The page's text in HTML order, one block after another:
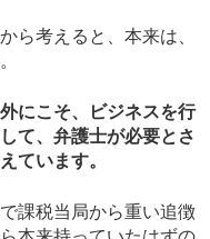
ら考えると、本来は、
にこそ、ビジネスを行
て、弁護士が必要とさ
ています。
課税当局から重い追徴